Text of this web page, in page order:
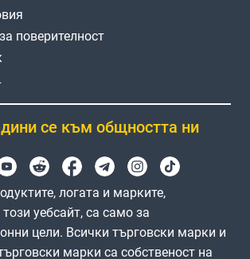
поверителност
се към общността ни
логата и марките,
уебсайт, са само за
цели. Всички търговски марки и
марки са собственост на